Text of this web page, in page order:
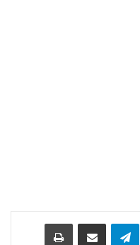
واتساب تيلقرام